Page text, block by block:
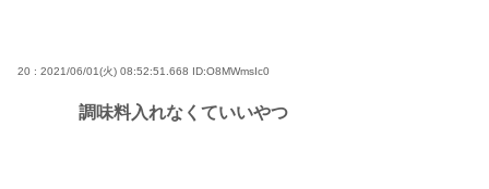
20 : 2021/06/01(火) 08:52:51.668 ID:O8MWmsIc0
調味料入れなくていいやつ